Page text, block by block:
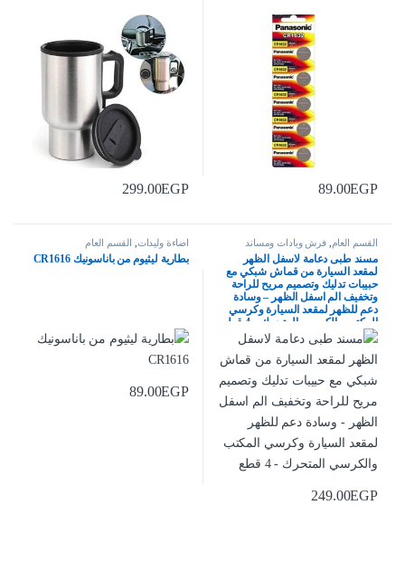
89.00EGP
299.00EGP
القسم العام ,فرش وبادات ومساند
مسند طبى دعامة لاسفل الظهر
لمقعد السيارة من قماش شبكي مع
حبيبات تدليك وتصميم مريح للراحة
وتخفيف الم اسفل الظهر – وسادة
دعم للظهر لمقعد السيارة وكرسي
المكتب والكرسي المتحرك – 4 قطع
249.00EGP
اضاءة وليدات القسم العام
بطارية ليثيوم من باناسونيك CR1616
89.00EGP